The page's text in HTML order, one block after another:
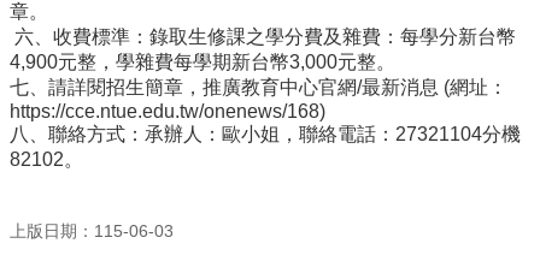
校
務
E
化
學
校
網
章。
六、收費標準：錄取生修課之學分費及雜費：每學分新台幣
4,900元整，學雜費每學期新台幣3,000元整。
七、請詳閱招生簡章，推廣教育中心官網/最新消息 (網址：
https://cce.ntue.edu.tw/onenews/168)
八、聯絡方式：承辦人：歐小姐，聯絡電話：27321104分機
82102。
上版日期：115-06-03